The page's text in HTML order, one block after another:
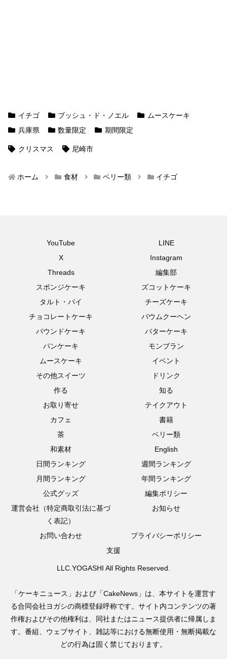
イチゴ ブッシュ・ド・ノエル
ムースケーキ
兵庫県
数量限定 期間限定
クリスマス 尼崎市
ホーム 食材 ベリー類 イチゴ
YouTube
LINE
X
Instagram
Threads
編集部
スポンジケーキ
ズコットケーキ
タルト・パイ
チーズケーキ
チョコレートケーキ
バウムクーヘン
パウンドケーキ
バターケーキ
パンケーキ
モンブラン
ムースケーキ
イベント
その他スイーツ
ドリンク
作る
知る
お取り寄せ
テイクアウト
カフェ
書籍
茶
ベリー類
和素材
English
日間ランキング
週間ランキング
月間ランキング
年間ランキング
公式グッズ
編集ポリシー
運営会社（特定商取引法に基づ
く表記）
お知らせ
お問い合わせ
プライバシーポリシー
支援
LLC.YOGASHI All Rights Reserved.
「ケーキニュース」および「CakeNews」は、本サイトを運営す
る合同会社ヨガシの商標登録呼称です。サイト内コンテンツの著
作権およびその他権利は、同社またはニュース提供者に帰属しま
す。番組、ウェブサイト、雑誌等における無断使用・無断掲載な
どの行為は固く禁じております。